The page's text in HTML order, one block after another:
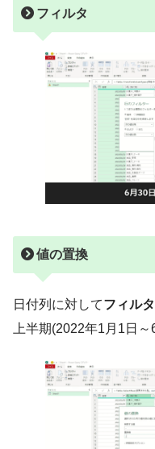
フィルタ
値の置換
日付列に対してフィルタ
上半期(2022年1月1日